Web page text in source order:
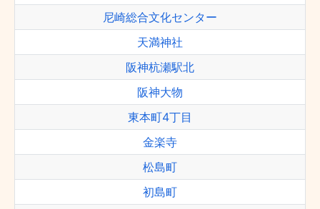
尼崎総合文化センター
天満神社
阪神杭瀬駅北
阪神大物
東本町4丁目
金楽寺
松島町
初島町